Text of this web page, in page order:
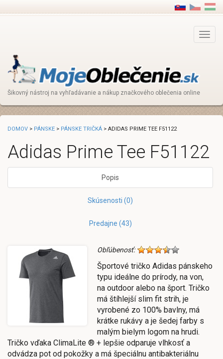
Main
Menu
Šikovný nástroj na vyhľadávanie a nákup značkového oblečenia online
DOMOV > PÁNSKE > PÁNSKE TRIČKÁ > ADIDAS PRIME TEE F51122
Adidas Prime Tee F51122
Popis
Skúsenosti (0)
Predajne (43)
Obľúbenosť:
Športové tričko Adidas pánskeho
typu ideálne do prírody, na von,
na outdoor alebo na šport. Tričko
má štíhlejší slim fit strih, je
vyrobené zo 100% bavlny, má
krátke rukávy a je šedej farby s
malým bielym logom na hrudi.
Tričko vďaka ClimaLite ® + lepšie odparuje vlhkosť a
odvádza pot od pokožky a má špeciálnu antibakteriálnu